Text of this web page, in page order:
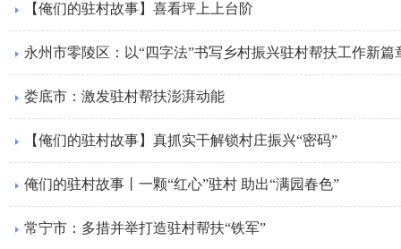
【俺们的驻村故事】喜看坪上上台阶
永州市零陵区：以“四字法”书写乡村振兴驻村帮扶工作新篇
娄底市：激发驻村帮扶澎湃动能
【俺们的驻村故事】真抓实干解锁村庄振兴“密码”
俺们的驻村故事丨一颗“红心”驻村 助出“满园春色”
常宁市：多措并举打造驻村帮扶“铁军”